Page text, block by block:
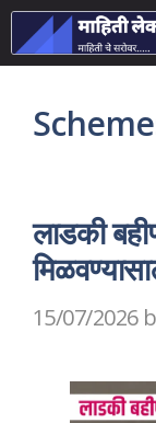
Skip
to
लाडकी
15/07/2026